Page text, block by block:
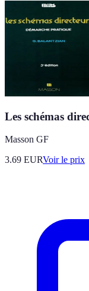
Les schémas
Masson GF
3.69 EURVoir le prix